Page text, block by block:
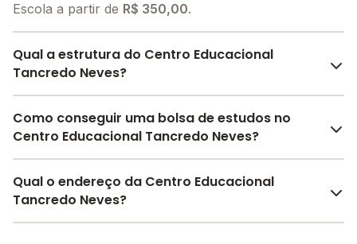
Escola a partir de R$ 350,00.
Qual a estrutura do Centro Educacional
Tancredo Neves?
O Centro Educacional Tancredo Neves oferece toda a
estrutura necessária para o conforto e
Quadra Esportiva Coberta, Biblioteca, Sala de
professores, Banda larga, Internet, entre outras
estruturas.
Como conseguir uma bolsa de estudos no
Centro Educacional Tancredo Neves?
O Melhor Escola oferece descontos para o Centro
Educacional Tancredo Neves a partir de
Qual o endereço da Centro Educacional
Tancredo Neves?